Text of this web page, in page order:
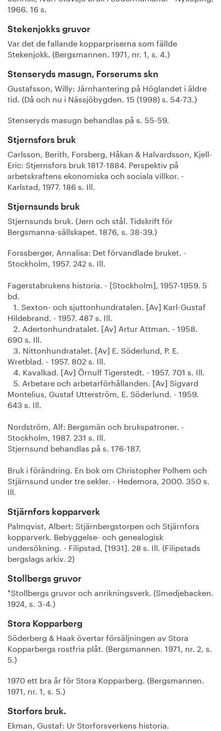
1966. 16 s.
Stekenjokks gruvor
Var det de fallande kopparpriserna som fällde
Stekenjokk. (Bergsmannen. 1971, nr. 1, s. 4.)
Stenseryds masugn, Forserums skn
Gustafsson, Willy: Järnhantering på Höglandet i äldre
tid. (Då och nu i Nässjöbygden. 15 (1998) s. 54-73.)
Stenseryds masugn behandlas på s. 55-59.
Stjernsfors bruk
Carlsson, Berith, Forsberg, Håkan & Halvardsson, Kjell-
Eric: Stjernsfors bruk 1817-1884. Perspektiv på
arbetskraftens ekonomiska och sociala villkor. -
Karlstad, 1977. 186 s. Ill.
Stjernsunds bruk
Stjernsunds bruk. (Jern och stål. Tidskrift för
Bergsmanna-sällskapet. 1876, s. 38-39.)
Forssberger, Annalisa: Det förvandlade bruket. -
Stockholm, 1957. 242 s. Ill.
Fagerstabrukens historia. - [Stockholm], 1957-1959. 5
bd.
1. Sexton- och sjuttonhundratalen. [Av] Karl-Gustaf
Hildebrand. - 1957. 487 s. Ill.
2. Adertonhundratalet. [Av] Artur Attman. - 1958.
690 s. Ill.
3. Nittonhundratalet. [Av] E. Söderlund, P. E.
Wretblad. - 1957. 802 s. Ill.
4. Kavalkad. [Av] Örnulf Tigerstedt. - 1957. 701 s. Ill.
5. Arbetare och arbetarförhållanden. [Av] Sigvard
Montelius, Gustaf Utterström, E. Söderlund. - 1959.
643 s. Ill.
Nordström, Alf: Bergsmän och brukspatroner. -
Stockholm, 1987. 231 s. Ill.
Stjernsund behandlas på s. 176-187.
Bruk i förändring. En bok om Christopher Polhem och
Stjärnsund under tre sekler. - Hedemora, 2000. 350 s.
Ill.
Stjärnfors kopparverk
Palmqvist, Albert: Stjärnbergstorpen och Stjärnfors
kopparverk. Bebyggelse- och genealogisk
undersökning. - Filipstad, [1931]. 28 s. Ill. (Filipstads
bergslags arkiv. 2)
Stollbergs gruvor
*Stollbergs gruvor och anrikningsverk. (Smedjebacken.
1924, s. 3-4.)
Stora Kopparberg
Söderberg & Haak övertar försäljningen av Stora
Kopparbergs rostfria plåt. (Bergsmannen. 1971, nr. 2, s.
5.)
1970 ett bra år för Stora Kopparberg. (Bergsmannen.
1971, nr. 1, s. 5.)
Storfors bruk.
Ekman, Gustaf: Ur Storforsverkens historia.